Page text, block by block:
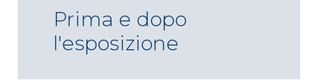
Prima e dopo
l'esposizione